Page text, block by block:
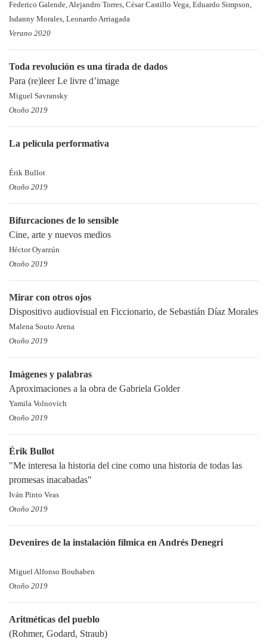
Federico Galende, Alejandro Torres, César Castillo Vega, Eduardo Simpson,
Isdanny Morales, Leonardo Arriagada
Verano 2020
Toda revolución es una tirada de dados
Para (re)leer Le livre d’image
Miguel Savransky
Otoño 2019
La película performativa
Érik Bullot
Otoño 2019
Bifurcaciones de lo sensible
Cine, arte y nuevos medios
Héctor Oyarzún
Otoño 2019
Mirar con otros ojos
Dispositivo audiovisual en Ficcionario, de Sebastián Díaz Morales
Malena Souto Arena
Otoño 2019
Imágenes y palabras
Aproximaciones a la obra de Gabriela Golder
Yamila Volnovich
Otoño 2019
Érik Bullot
"Me interesa la historia del cine como una historia de todas las
promesas inacabadas"
Iván Pinto Veas
Otoño 2019
Devenires de la instalación fílmica en Andrés Denegri
Miguel Alfonso Bouhaben
Otoño 2019
Aritméticas del pueblo
(Rohmer, Godard, Straub)